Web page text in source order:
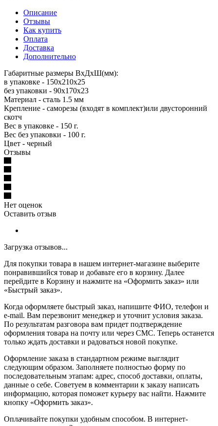
Описание
Отзывы
Как купить
Оплата
Доставка
Дополнительно
Габаритные размеры ВхДхШ(мм):
в упаковке - 150х210х25
без упаковки - 90х170х23
Материал - сталь 1.5 мм
Крепление - саморезы (входят в комплект)или двусторонний
скотч
Вес в упаковке - 150 г.
Вес без упаковки - 100 г.
Цвет - черный
Отзывы
Нет оценок
Оставить отзыв
Загрузка отзывов...
Для покупки товара в нашем интернет-магазине выберите
понравившийся товар и добавьте его в корзину. Далее
перейдите в Корзину и нажмите на «Оформить заказ» или
«Быстрый заказ».
Когда оформляете быстрый заказ, напишите ФИО, телефон и
e-mail. Вам перезвонит менеджер и уточнит условия заказа.
По результатам разговора вам придет подтверждение
оформления товара на почту или через СМС. Теперь останется
только ждать доставки и радоваться новой покупке.
Оформление заказа в стандартном режиме выглядит
следующим образом. Заполняете полностью форму по
последовательным этапам: адрес, способ доставки, оплаты,
данные о себе. Советуем в комментарии к заказу написать
информацию, которая поможет курьеру вас найти. Нажмите
кнопку «Оформить заказ».
Оплачивайте покупки удобным способом. В интернет-